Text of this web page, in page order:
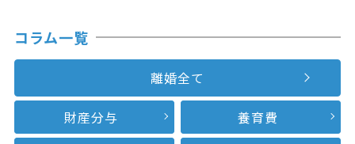
コラム一覧
離婚全て
財産分与
養育費